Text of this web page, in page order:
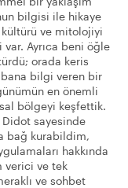
bilgisi ile hikaye
kültürü ve mitolojiyi
Ayrıca beni öğle
orada keris
bana bilgi veren bir
en önemli
bölgeyi keşfettik.
sayesinde
bağ kurabildim,
hakkında
verici ve tek
ve sohbet